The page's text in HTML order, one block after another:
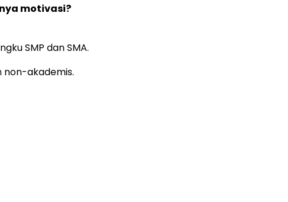
motivasi?
SMP dan SMA.
non-akademis.